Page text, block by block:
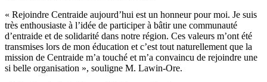
« Rejoindre Centraide aujourd’hui est un honneur pour moi. Je suis
très enthousiaste à l’idée de participer à bâtir une communauté
d’entraide et de solidarité dans notre région. Ces valeurs m’ont été
transmises lors de mon éducation et c’est tout naturellement que la
mission de Centraide m’a touché et m’a convaincu de rejoindre une
si belle organisation », souligne M. Lawin-Ore.